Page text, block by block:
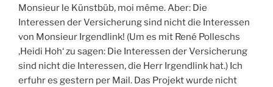
Monsieur le Künstbüb, moi même. Aber: Die
Interessen der Versicherung sind nicht die Interessen
von Monsieur Irgendlink! (Um es mit René Polleschs
‚Heidi Hoh‘ zu sagen: Die Interessen der Versicherung
sind nicht die Interessen, die Herr Irgendlink hat.) Ich
erfuhr es gestern per Mail. Das Projekt wurde nicht